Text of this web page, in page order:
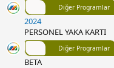
Diğer Programlar
2024
PERSONEL YAKA KARTI
Diğer Programlar
BETA